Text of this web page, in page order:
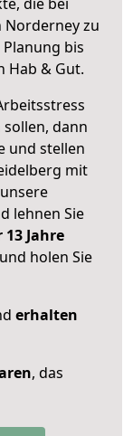
Norderney zu
bis
Hab & Gut.
dann
und stellen
mit
lehnen Sie
Jahre
holen Sie
erhalten
, das